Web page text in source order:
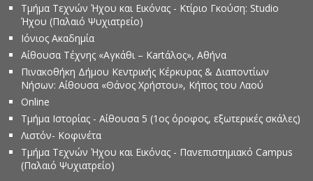
Τμήμα Τεχνών Ήχου και Εικόνας - Κτίριο Γκούση: Studio
Ήχου (Παλαιό Ψυχιατρείο)
Ιόνιος Ακαδημία
Αίθουσα Τέχνης «Αγκάθι – Kartάλος», Αθήνα
Πινακοθήκη Δήμου Κεντρικής Κέρκυρας & Διαποντίων
Νήσων: Αίθουσα «Θάνος Χρήστου», Κήπος του Λαού
Online
Τμήμα Ιστορίας - Αίθουσα 5 (1ος όροφος, εξωτερικές σκάλες)
Λιστόν- Κοφινέτα
Τμήμα Τεχνών Ήχου και Εικόνας - Πανεπιστημιακό Campus
(Παλαιό Ψυχιατρείο)